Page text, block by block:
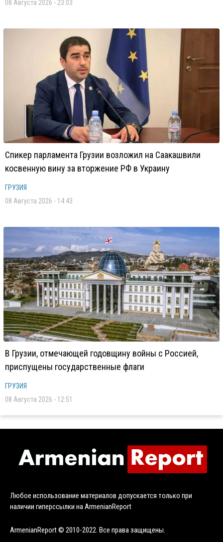
08 Августа 2026 - 23:03
Спикер парламента Грузии возложил на Саакашвили
косвенную вину за вторжение РФ в Украину
ГРУЗИЯ
08 Августа 2026 - 14:43
В Грузии, отмечающей годовщину войны с Россией,
приспущены государственные флаги
ГРУЗИЯ
08 Августа 2026 - 12:51
Любое использование материалов допускается только при
наличии гиперссылки на ArmenianReport
ArmenianReport © 2010-2022. Все права защищены.